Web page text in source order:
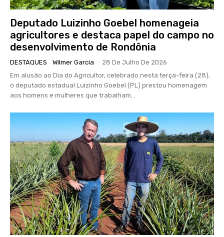
Deputado Luizinho Goebel homenageia
agricultores e destaca papel do campo no
desenvolvimento de Rondônia
DESTAQUES Wilmer Garcia - 28 De Julho De 2026
Em alusão ao Dia do Agricultor, celebrado nesta terça-feira (28),
o deputado estadual Luizinho Goebel (PL) prestou homenagem
aos homens e mulheres que trabalham...